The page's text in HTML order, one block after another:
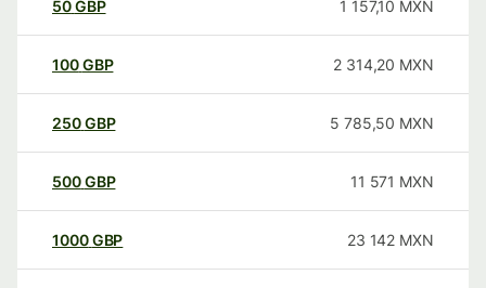
50GBP 1 157,10 MXN
100GBP 2 314,20 MXN
250GBP 5 785,50 MXN
500GBP 11 571 MXN
1000GBP 23 142 MXN